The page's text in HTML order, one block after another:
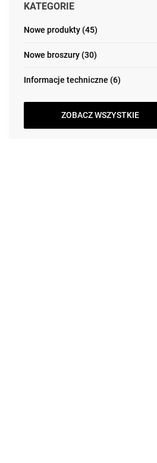
KATEGORIE
Nowe produkty (45)
Nowe broszury (30)
Informacje techniczne (6)
ZOBACZ WSZYSTKIE